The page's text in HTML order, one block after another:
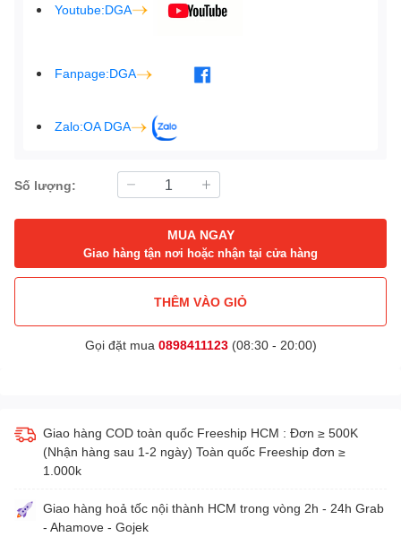
Youtube:DGA
Fanpage:DGA
Zalo:OA DGA
Số lượng:
MUA NGAY
Giao hàng tận nơi hoặc nhận tại cửa hàng
THÊM VÀO GIỎ
Gọi đặt mua 0898411123(08:30 - 20:00)
Giao hàng COD toàn quốc Freeship HCM : Đơn ≥ 500K
(Nhận hàng sau 1-2 ngày) Toàn quốc Freeship đơn ≥
1.000k
Giao hàng hoả tốc nội thành HCM trong vòng 2h - 24h Grab
- Ahamove - Gojek